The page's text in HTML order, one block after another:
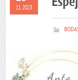
11 2023